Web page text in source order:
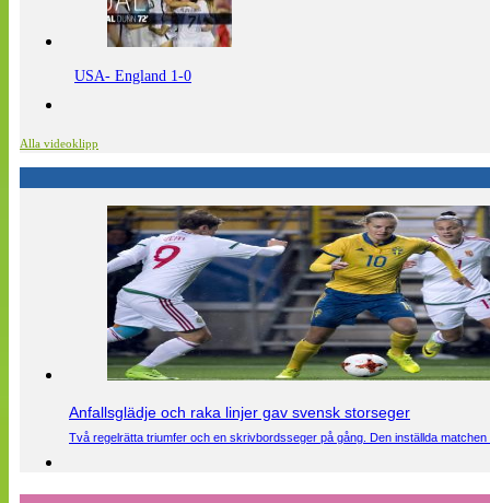
USA- England 1-0
Alla videoklipp
Anfallsglädje och raka linjer gav svensk storseger
Två regelrätta triumfer och en skrivbordsseger på gång. Den inställda